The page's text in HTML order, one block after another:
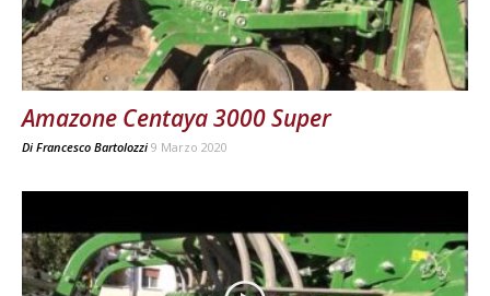
Amazone Centaya 3000 Super
Di Francesco Bartolozzi 9 Marzo 2020